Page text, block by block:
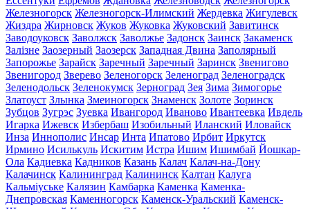
Железногорск Железногорск-Илимский Жердевка Жигулевск
Жиздра Жирновск Жуков Жуковка Жуковский Завитинск
Заводоуковск Заволжск Заволжье Задонск Заинск Закаменск
Залізне Заозерный Заозерск Западная Двина Заполярный
Запорожье Зарайск Заречный Заречный Заринск Звенигово
Звенигород Зверево Зеленогорск Зеленоград Зеленоградск
Зеленодольск Зеленокумск Зерноград Зея Зима Зимогорье
Златоуст Злынка Змеиногорск Знаменск Золоте Зоринск
Зубцов Зугрэс Зуевка Ивангород Иваново Ивантеевка Ивдель
Игарка Ижевск Избербаш Изобильный Иланский Иловайск
Инза Иннополис Инсар Инта Ипатово Ирбит Иркутск
Ирмино Исилькуль Искитим Истра Ишим Ишимбай Йошкар-
Ола Кадиевка Кадников Казань Калач Калач-на-Дону
Калачинск Калининград Калининск Калтан Калуга
Кальміуське Калязин Камбарка Каменка Каменка-
Днепровская Каменногорск Каменск-Уральский Каменск-